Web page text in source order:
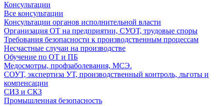
Консультации
Все консультации
Консультации органов исполнительной власти
Организация ОТ на предприятии, СУОТ, трудовые споры
Требования безопасности к производственным процессам
Несчастные случаи на производстве
Обучение по ОТ и ПБ
Медосмотры, профзаболевания, МСЭ.
СОУТ, экспертиза УТ, производственный контроль, льготы и
компенсации
СИЗ и СКЗ
Промышленная безопасность